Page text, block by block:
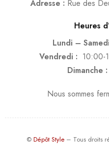
Adresse : Rue des
Heures
Lundi –
Vendredi : 10:00-
Dimanche :
Nous sommes
© Dépôt Style– Tous droits